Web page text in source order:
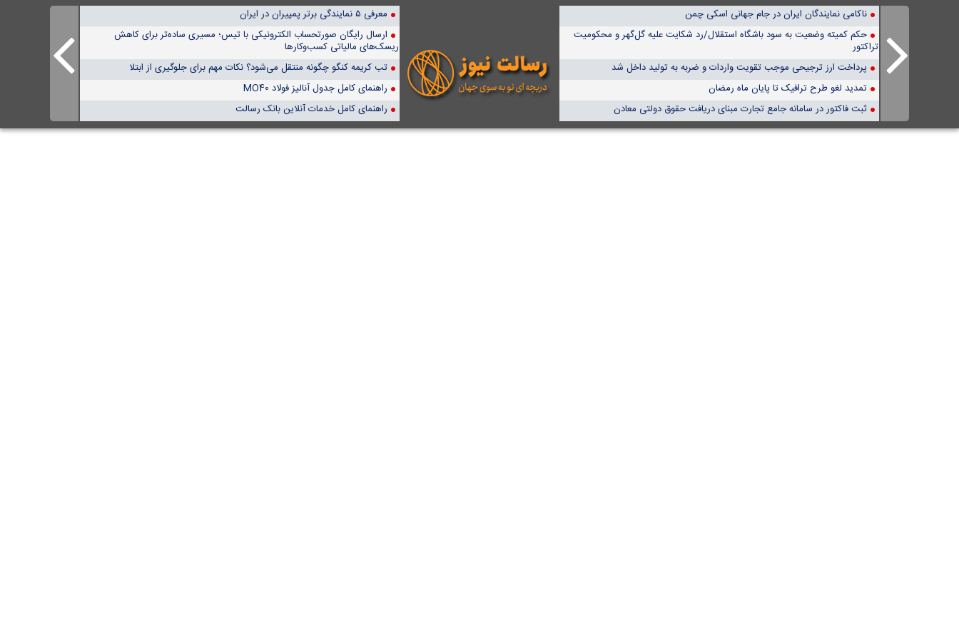
ناکامی نمایندگان ایران در جام جهانی اسکی چمن
حکم کمیته وضعیت به سود باشگاه استقلال/رد شکایت علیه گل‌گهر و محکومیت
تراکتور
پرداخت ارز ترجیحی موجب تقویت واردات و ضربه به تولید داخل شد
تمدید لغو طرح ترافیک تا پایان ماه رمضان
ثبت فاکتور در سامانه جامع تجارت مبنای دریافت حقوق دولتی معادن
معرفی ۵ نمایندگی برتر پمپیران در ایران
ارسال رایگان صورتحساب الکترونیکی با تیس؛ مسیری ساده‌تر برای کاهش
ریسک‌های مالیاتی کسب‌وکارها
تب کریمه کنگو چگونه منتقل می‌شود؟ نکات مهم برای جلوگیری از ابتلا
راهنمای کامل جدول آنالیز فولاد MO40
راهنمای کامل خدمات آنلاین بانک رسالت